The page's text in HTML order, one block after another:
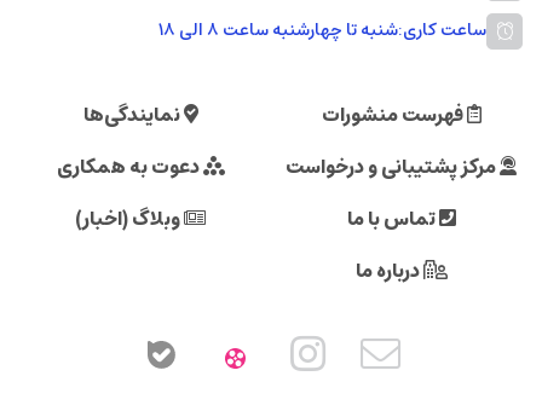
ساعت کاری:شنبه تا چهارشنبه ساعت ۸ الی ۱۸
فهرست منشورات
نمایندگی‌ها
مرکز پشتیبانی و درخواست
دعوت به همکاری
تماس با ما
وبلاگ (اخبار)
درباره ما